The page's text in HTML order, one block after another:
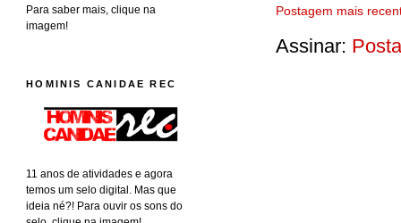
Postagem mais
Assinar:
Para saber mais, clique na
imagem!
HOMINIS CANIDAE REC
11 anos de atividades e agora
temos um selo digital. Mas que
ideia né?! Para ouvir os sons do